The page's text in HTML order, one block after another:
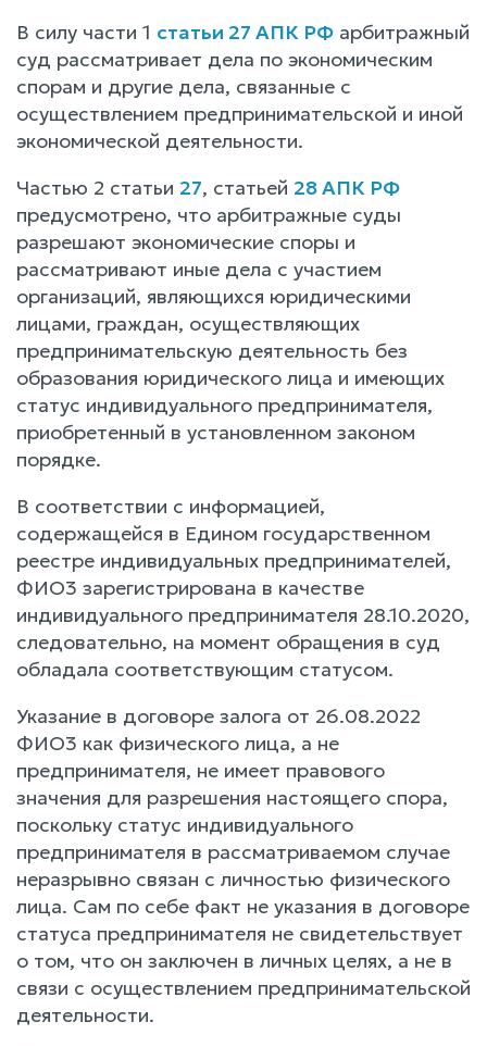
В силу части 1 статьи 27 АПК РФ арбитражный
суд рассматривает дела по экономическим
спорам и другие дела, связанные с
осуществлением предпринимательской и иной
экономической деятельности.
Частью 2 статьи 27, статьей 28 АПК РФ
предусмотрено, что арбитражные суды
разрешают экономические споры и
рассматривают иные дела с участием
организаций, являющихся юридическими
лицами, граждан, осуществляющих
предпринимательскую деятельность без
образования юридического лица и имеющих
статус индивидуального предпринимателя,
приобретенный в установленном законом
порядке.
В соответствии с информацией,
содержащейся в Едином государственном
реестре индивидуальных предпринимателей,
ФИО3 зарегистрирована в качестве
индивидуального предпринимателя 28.10.2020,
следовательно, на момент обращения в суд
обладала соответствующим статусом.
Указание в договоре залога от 26.08.2022
ФИО3 как физического лица, а не
предпринимателя, не имеет правового
значения для разрешения настоящего спора,
поскольку статус индивидуального
предпринимателя в рассматриваемом случае
неразрывно связан с личностью физического
лица. Сам по себе факт не указания в договоре
статуса предпринимателя не свидетельствует
о том, что он заключен в личных целях, а не в
связи с осуществлением предпринимательской
деятельности.